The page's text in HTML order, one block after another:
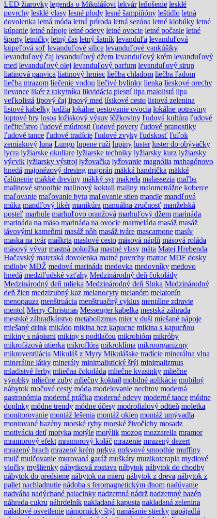
LED žiarovky legenda o Mikulášovi lekvár leňošenie lesklé
povrchy lesklé vlasy lesné plody lesné šampiňóny leštidlo letná
dovolenka letná móda letná príroda letná sezóna letné klobúky letné
kúpanie letné nápoje letné odevy letné ovocie letné počasie letné
športy letničky letný čas letný šatník levanduľa levanduľová
kúpeľová soľ levanduľové silice levanduľové vankúšiky
levanduľový čaj levanduľový džem levanduľový krém levanduľový
med levanduľový olej levanduľový parfum levanduľový sirup
liatinová panvica liatinový hrniec liečba chladom liečba ľadom
liečba mrazom liečenie vodou liečivé bylinky lienka lieskové orechy
lievance likér z rakytníka likvidácia plesní lipa malolistá lipa
veľkolistá lipový čaj lipový med lístkové cesto listová zelenina
listové kabelky lodžia lokálne pestovanie ovocia lokálne potraviny
loptové hry losos ložiskový výsuv lôžkoviny ľudová kultúra ľudové
liečiteľstvo ľudové múdrosti ľudové povery ľudové pranostiky
ľudové tance ľudové tradície ľudové zvyky ľudskosť ľuľok
zemiakový luna Lungo lupene ruží lupiny luster luster do obývačky
lycra lyžiarske okuliare lyžiarske techniky lyžiarsky kurz lyžiarsky
výcvik lyžiarsky výstroj lyžovačka lyžovanie magnólia mahagónovo
hnedá majonézový dresing majorán mäkká handrička mäkké
čalúnenie mäkké dreviny mäkký syr makrela malassezia maľba
malinové smoothie malinový koktail maliny malometrážne koberce
maľovanie maľovanie bytu maľovanie stien mandle mandľová
múka mandľový likér manikúra manuálna zručnosť manželská
posteľ marhule marhuľovo oranžová marhuľový džem marináda
marináda na mäso marináda na ovocie marmeláda masáž masáž
lávovými kameňmi masáž nôh masáž tváre mascarpone masív
maska na tvár maškrta maslové cesto mäsová náplň mäsová roláda
mäsový vývar mastná pokožka mastné vlasy mäta Matej Hrebenda
Hačavský materská dovolenka matné povrchy matrac MDF dosky
mdloby MDŽ medová marináda medovka medovníky medovo
hnedá medziľudské vzťahy Medzinárodný deň čokolády
Medzinárodný deň mlieka Medzinárodný deň Slnka Medzinárodný
deň žien medzizubný kaz melanocyty melanóm melatonín
menopauza menštruácia menštruačný cyklus mentálne zdravie
mentol Merry Christmas Messenger kabelka mestská záhrada
mestské záhradkárstvo metabolizmus mier v duši miešané nápoje
miešaný drink mikádo mikina bez kapucne mikina s kapucňou
mikiny s nápismi mikiny s podtlačou mikrobióm mikróby
mikrofázová utierka mikroflóra mikroklíma mikroorganizmy
mikroventilácia Mikuláš z Myry Mikulášske tradície minerálna vlna
minerálne látky minerály minimalistický štýl minimalizmus
mladistvé ferby mliečna čokoláda mliečne kvasinky mliečne
výrobky mliečne zuby mliečny koktail mobilné aplikácie mobilný
nábytok močové cesty móda modelovanie nechtov moderná
gastronómia moderná práčka moderné odevy moderné tance módne
doplnky módne trendy módne účesy modrofialový odtieň moletka
monitorovanie montáž lešenia montáž okien montáž umývadla
montované bazény morské ryby morské živočíchy mosadz
motivácia detí motyka motýle motýlik mozog mozzarella mramor
mramorový efekt mramorový koláč mrazenie mrazený dezert
mrazený hrach mrazený krém mrkva mrkvové smoothie muffiny
mulč mulčovanie murovaná garáž muškáty muzikoterapia mydlové
vločky myšlienky nábytková zostava nábytok nábytok do chodby
nábytok do predsiene nábytok na mieru nábytok z dreva nábytok z
paliet nachladnutie nádoba s feromagnetickým dnom nadúvanie
nadváha nadýchané palacinky nadzemná nádrž nadzemný bazén
náhrada cukru náhrdelník nakladaná kapusta nakladaná zelenina
náladové osvetlenie námornícky štýl nanášanie stierky napájadlá